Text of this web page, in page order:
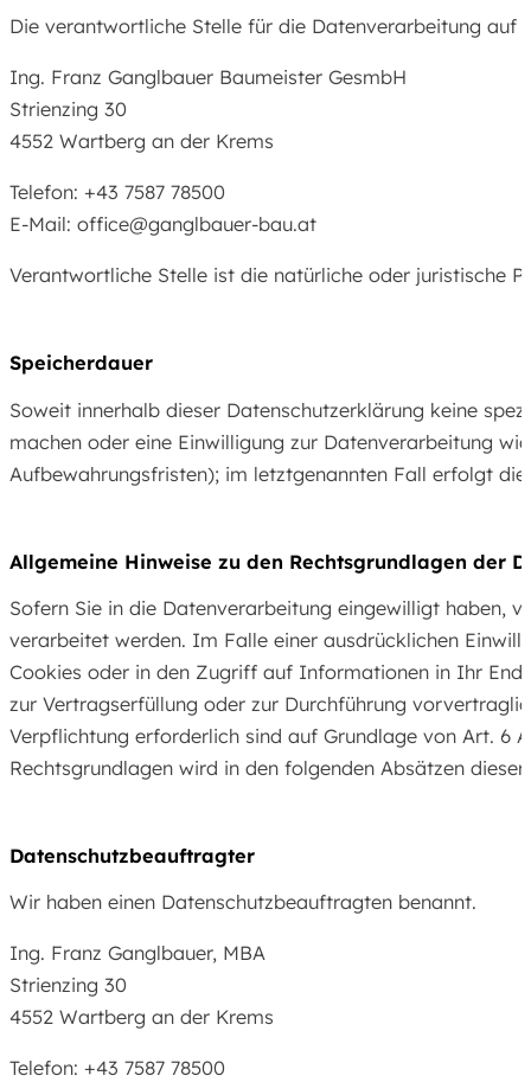
Die verantwortliche Stelle für die Datenverarbeitung auf
Ing. Franz Ganglbauer Baumeister GesmbH
Strienzing 30
4552 Wartberg an der Krems
Telefon: +43 7587 78500
E-Mail: office@ganglbauer-bau.at
Verantwortliche Stelle ist die natürliche oder juristische
Speicherdauer
Soweit innerhalb dieser Datenschutzerklärung keine
machen oder eine Einwilligung zur Datenverarbeitung
Aufbewahrungsfristen); im letztgenannten Fall erfolgt
Allgemeine Hinweise zu den Rechtsgrundlagen der
Sofern Sie in die Datenverarbeitung eingewilligt haben,
verarbeitet werden. Im Falle einer ausdrücklichen
Cookies oder in den Zugriff auf Informationen in Ihr
zur Vertragserfüllung oder zur Durchführung
Verpflichtung erforderlich sind auf Grundlage von Art. 6
Rechtsgrundlagen wird in den folgenden Absätzen
Datenschutz­beauftragter
Wir haben einen Datenschutzbeauftragten benannt.
Ing. Franz Ganglbauer, MBA
Strienzing 30
4552 Wartberg an der Krems
Telefon: +43 7587 78500